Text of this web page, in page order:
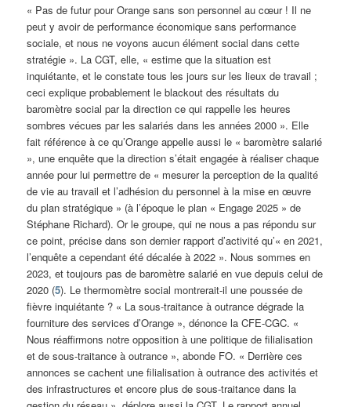
« Pas de futur pour Orange sans son personnel au cœur ! Il ne
peut y avoir de performance économique sans performance
sociale, et nous ne voyons aucun élément social dans cette
stratégie ». La CGT, elle, « estime que la situation est
inquiétante, et le constate tous les jours sur les lieux de travail ;
ceci explique probablement le blackout des résultats du
baromètre social par la direction ce qui rappelle les heures
sombres vécues par les salariés dans les années 2000 ». Elle
fait référence à ce qu’Orange appelle aussi le « baromètre salarié
», une enquête que la direction s’était engagée à réaliser chaque
année pour lui permettre de « mesurer la perception de la qualité
de vie au travail et l’adhésion du personnel à la mise en œuvre
du plan stratégique » (à l’époque le plan « Engage 2025 » de
Stéphane Richard). Or le groupe, qui ne nous a pas répondu sur
ce point, précise dans son dernier rapport d’activité qu’« en 2021,
l’enquête a cependant été décalée à 2022 ». Nous sommes en
2023, et toujours pas de baromètre salarié en vue depuis celui de
2020 (5). Le thermomètre social montrerait-il une poussée de
fièvre inquiétante ? « La sous-traitance à outrance dégrade la
fourniture des services d’Orange », dénonce la CFE-CGC. «
Nous réaffirmons notre opposition à une politique de filialisation
et de sous-traitance à outrance », abonde FO. « Derrière ces
annonces se cachent une filialisation à outrance des activités et
des infrastructures et encore plus de sous-traitance dans la